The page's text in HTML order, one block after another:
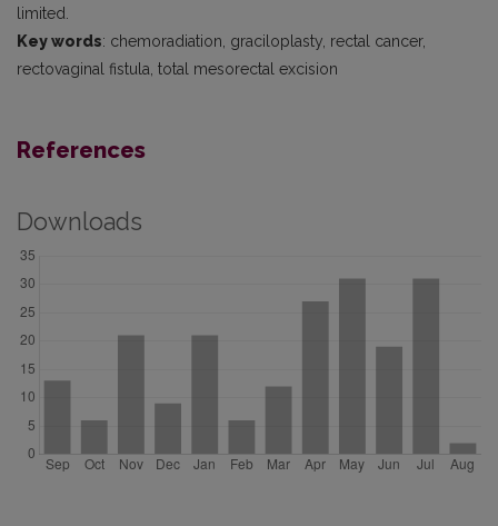
limited.
Key words: chemoradiation, graciloplasty, rectal cancer,
rectovaginal fistula, total mesorectal excision
References
Downloads